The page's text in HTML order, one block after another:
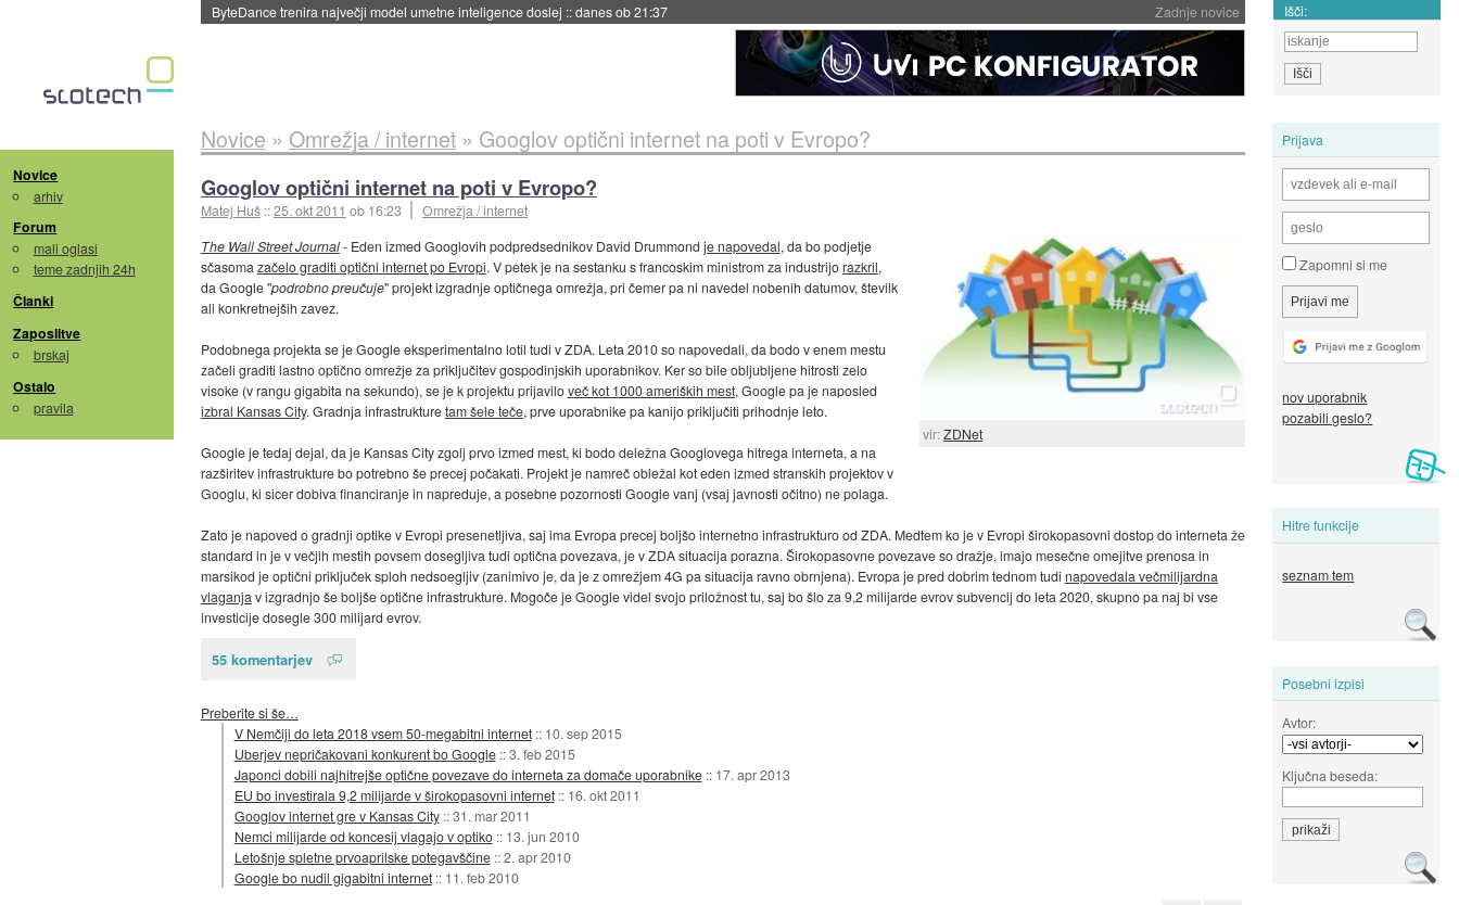
Zadnje novice
Spletne strani začele streči oglase za agente umetne inteligence::danes ob 21:23 Išči:
Novice
arhiv
Forum
mali oglasi
teme zadnjih 24h
Članki
Zaposlitve
brskaj
Ostalo
pravila
Prijava
Zapomni si me
nov uporabnik
pozabili geslo?
Hitre funkcije
seznam tem
Posebni izpisi
Avtor:
Ključna beseda:
Novice » Omrežja / internet» Googlov optični internet na poti v Evropo?
Googlov optični internet na poti v Evropo?
Matej Huš ::25. okt 2011 ob 16:23 Omrežja / internet
vir:ZDNet
The Wall Street Journal- Eden izmed Googlovih podpredsednikov David Drummond je napovedal, da bo podjetje
sčasoma začelo graditi optični internet po Evropi. V petek je na sestanku s francoskim ministrom za industrijorazkril,
da Google "podrobno preučuje" projekt izgradnje optičnega omrežja, pri čemer pa ni navedel nobenih datumov, številk
ali konkretnejših zavez.
Podobnega projekta se je Google eksperimentalno lotil tudi v ZDA. Leta 2010 so napovedali, da bodo v enem mestu
začeli graditi lastno optično omrežje za priključitev gospodinjskih uporabnikov. Ker so bile obljubljene hitrosti zelo
visoke (v rangu gigabita na sekundo), se je k projektu prijaviloveč kot 1000 ameriških mest, Google pa je naposled
izbral Kansas City. Gradnja infrastrukturetam šele teče, prve uporabnike pa kanijo priključiti prihodnje leto.
Google je tedaj dejal, da je Kansas City zgolj prvo izmed mest, ki bodo deležna Googlovega hitrega interneta, a na
razširitev infrastrukture bo potrebno še precej počakati. Projekt je namreč obležal kot eden izmed stranskih projektov v
Googlu, ki sicer dobiva financiranje in napreduje, a posebne pozornosti Google vanj (vsaj javnosti očitno) ne polaga.
Zato je napoved o gradnji optike v Evropi presenetljiva, saj ima Evropa precej boljšo internetno infrastrukturo od ZDA. Medtem ko je v Evropi širokopasovni dostop do interneta že
standard in je v večjih mestih povsem dosegljiva tudi optična povezava, je v ZDA situacija porazna. Širokopasovne povezave so dražje, imajo mesečne omejitve prenosa in
marsikod je optični priključek sploh nedsoegljiv (zanimivo je, da je z omrežjem 4G pa situacija ravno obrnjena). Evropa je pred dobrim tednom tudi napovedala večmilijardna
vlaganja v izgradnjo še boljše optične infrastrukture. Mogoče je Google videl svojo priložnost tu, saj bo šlo za 9,2 milijarde evrov subvencij do leta 2020, skupno pa naj bi vse
investicije dosegle 300 milijard evrov.
55 komentarjev
Preberite si še…
V Nemčiji do leta 2018 vsem 50-megabitni internet :: 10. sep 2015
Uberjev nepričakovani konkurent bo Google ::3. feb 2015
Japonci dobili najhitrejše optične povezave do interneta za domače uporabnike :: 17. apr 2013
EU bo investirala 9,2 milijarde v širokopasovni internet :: 16. okt 2011
Googlov internet gre v Kansas City ::31. mar 2011
Nemci milijarde od koncesij vlagajo v optiko :: 13. jun 2010
Letošnje spletne prvoaprilske potegavščine ::2. apr 2010
Google bo nudil gigabitni internet :: 11. feb 2010